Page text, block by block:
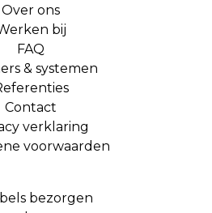
Over ons
bij
FAQ
& systemen
Contact
verklaring
voorwaarden
bezorgen